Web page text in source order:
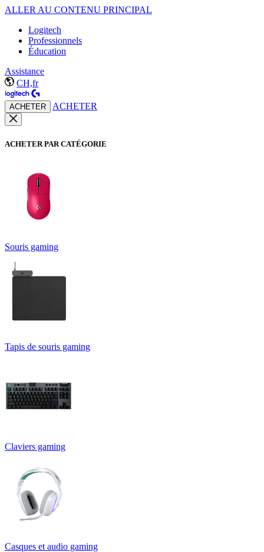
ALLER AU CONTENU PRINCIPAL
Logitech
Professionnels
Éducation
Assistance
CH,fr
ACHETER ACHETER
ACHETER PAR CATÉGORIE
Souris gaming
Tapis de souris gaming
Claviers gaming
Casques et audio gaming